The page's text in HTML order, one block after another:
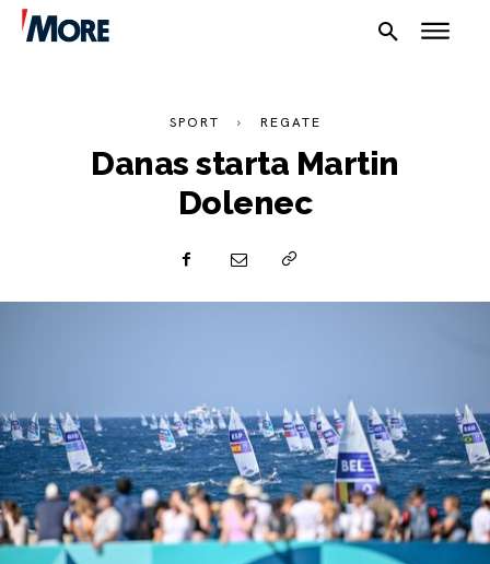
SPORT
PLOVIDBA
SPIZA
VELIKE PRIČE
PRETPLATA
SPORT REGATE
Danas starta Martin
Dolenec